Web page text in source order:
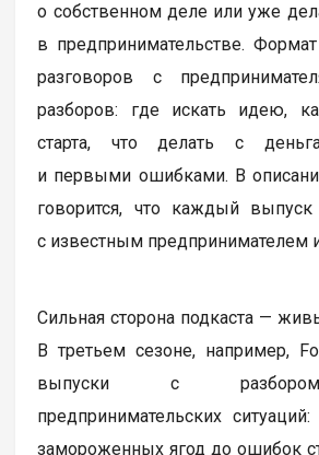
о собственном деле или уже
в предпринимательстве. Формат
разговоров с
разборов: где искать идею,
старта, что делать с
и первыми ошибками. В
говорится, что каждый
с известным предпринимателем
Сильная сторона подкаста —
В третьем сезоне, например,
выпуски с
предпринимательских
замороженных ягод до ошибок